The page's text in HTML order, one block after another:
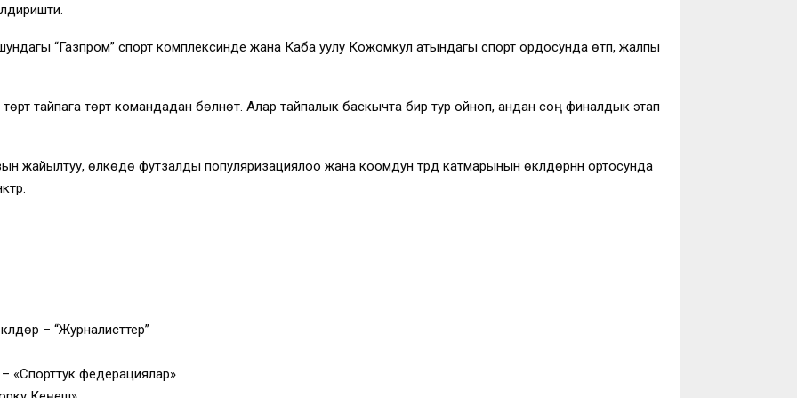
“Газпром” спорт комплексинде жана Каба уулу Кожомкул атындагы спорт ордосунда өтүп, жалпы
тайпага төрт командадан бөлүнөт. Алар тайпалык баскычта бир тур ойноп, андан соң финалдык этап
өлкөдө футзалды популяризациялоо жана коомдун түрдүү катмарынын өкүлдөрүнүн ортосунда
– “Журналисттер”
«Спорттук федерациялар»